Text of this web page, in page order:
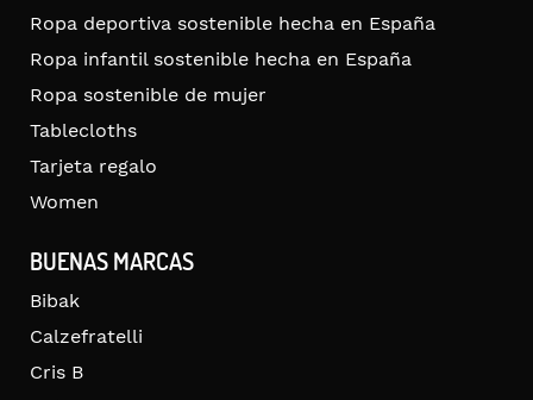
Ropa deportiva sostenible hecha en España
Ropa infantil sostenible hecha en España
Ropa sostenible de mujer
Tablecloths
Tarjeta regalo
Women
BUENAS MARCAS
Bibak
Calzefratelli
Cris B